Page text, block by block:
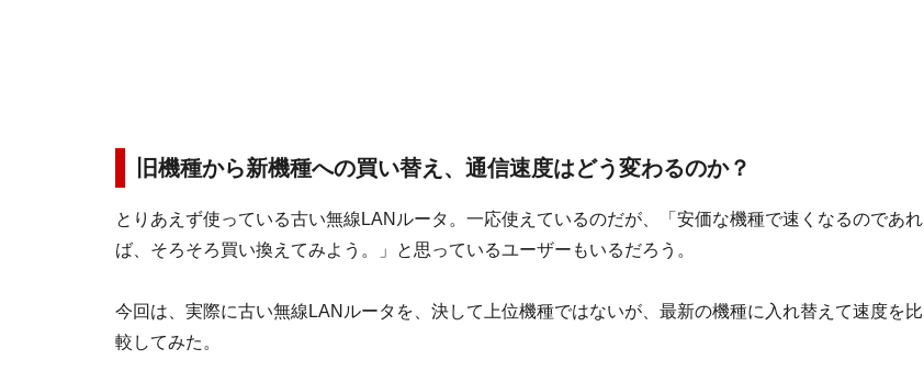
旧機種から新機種への買い替え、通信速度はどう変わるのか？
とりあえず使っている古い無線LANルータ。一応使えているのだが、「安価な機種で速くなるのであれ
ば、そろそろ買い換えてみよう。」と思っているユーザーもいるだろう。
今回は、実際に古い無線LANルータを、決して上位機種ではないが、最新の機種に入れ替えて速度を比
較してみた。